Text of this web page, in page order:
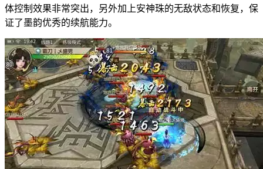
体控制效果非常突出，另外加上安神珠的无敌状态和恢复，保
证了墨韵优秀的续航能力。